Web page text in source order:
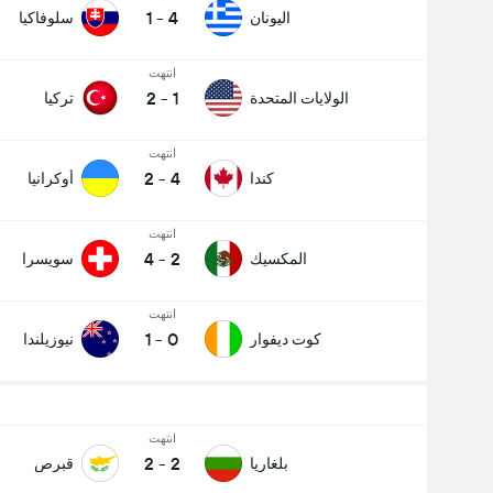
اليونان 4
-
1 سلوفاكيا
الولايات المتحدة
انتهت
1
-
2 تركيا
كندا
انتهت
4
-
2 أوكرانيا
المكسيك
انتهت
2
-
4 سويسرا
كوت ديفوار
انتهت
0
-
1 نيوزيلندا
بلغاريا
انتهت
2
-
2 قبرص